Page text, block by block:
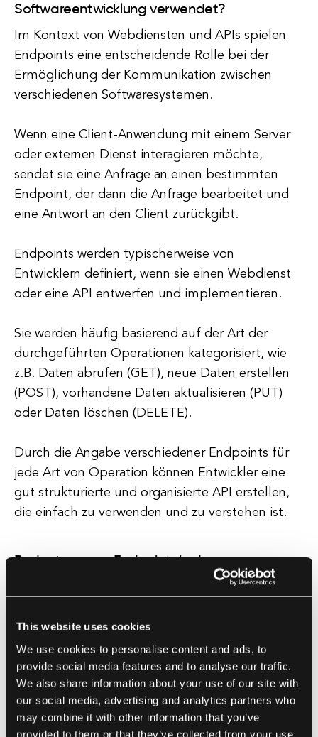
This website uses cookies
We use cookies to personalise content and ads, to
provide social media features and to analyse our traffic.
We also share information about your use of our site with
our social media, advertising and analytics partners who
may combine it with other information that you’ve
provided to them or that they’ve collected from your use
Softwareentwicklung verwendet?
Im Kontext von Webdiensten und APIs spielen
Endpoints eine entscheidende Rolle bei der
Ermöglichung der Kommunikation zwischen
verschiedenen Softwaresystemen.
Wenn eine Client-Anwendung mit einem Server
oder externen Dienst interagieren möchte,
sendet sie eine Anfrage an einen bestimmten
Endpoint, der dann die Anfrage bearbeitet und
eine Antwort an den Client zurückgibt.
Endpoints werden typischerweise von
Entwicklern definiert, wenn sie einen Webdienst
oder eine API entwerfen und implementieren.
Sie werden häufig basierend auf der Art der
durchgeführten Operationen kategorisiert, wie
z.B. Daten abrufen (GET), neue Daten erstellen
(POST), vorhandene Daten aktualisieren (PUT)
oder Daten löschen (DELETE).
Durch die Angabe verschiedener Endpoints für
jede Art von Operation können Entwickler eine
gut strukturierte und organisierte API erstellen,
die einfach zu verwenden und zu verstehen ist.
Bedeutung von Endpoints in der
modernen Softwareentwicklung, insbesondere im
Zeitalter von Microservices und verteilten
Systemen.
Sie bieten eine standardisierte Möglichkeit für
verschiedene Anwendungen, über das Internet